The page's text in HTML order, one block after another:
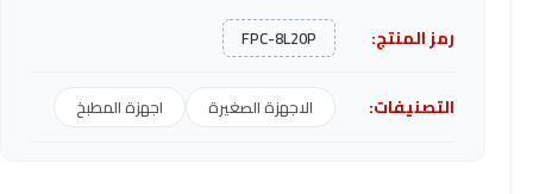
رمز المنتج: FPC-8L20P
التصنيفات: الاجهزة الصغيرة اجهزة المطبخ